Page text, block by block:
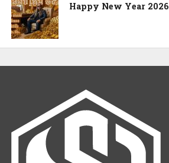
Happy New Year 2026